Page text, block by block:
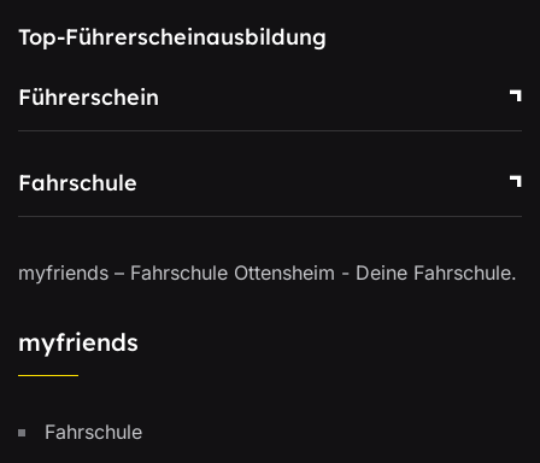
Top-Führerscheinausbildung
Führerschein
Fahrschule
myfriends – Fahrschule Ottensheim - Deine Fahrschule.
myfriends
Fahrschule